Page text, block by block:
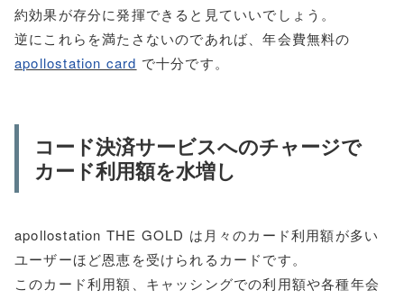
約効果が存分に発揮できると見ていいでしょう。
逆にこれらを満たさないのであれば、年会費無料の
apollostation card で十分です。
コード決済サービスへのチャージで
カード利用額を水増し
apollostation THE GOLD は月々のカード利用額が多い
ユーザーほど恩恵を受けられるカードです。
このカード利用額、キャッシングでの利用額や各種年会